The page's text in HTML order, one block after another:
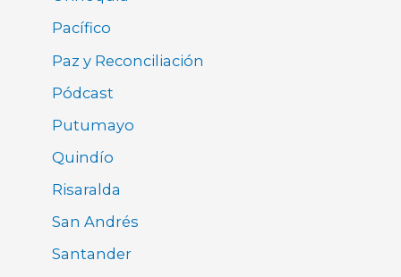
Pacífico
Paz y Reconciliación
Pódcast
Putumayo
Quindío
Risaralda
San Andrés
Santander